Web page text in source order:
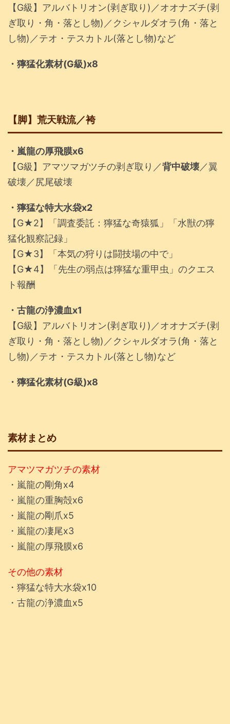
【G級】アルバトリオン(剥ぎ取り)／オオナズチ(剥
ぎ取り・角・落とし物)／クシャルダオラ(角・落と
し物)／テオ・テスカトル(落とし物)など
・獰猛化素材(G級)x8
【脚】荒天戦流／袴
・嵐龍の厚飛膜x6
【G級】アマツマガツチの剥ぎ取り／背中破壊／翼
破壊／尻尾破壊
・獰猛な特大水袋x2
【G★2】「調査委託：獰猛な奇猿狐」「水獣の獰
猛化観察記録」
【G★3】「本気の狩りは闘技場の中で」
【G★4】「先生の弱点は獰猛な重甲虫」のクエス
ト報酬
・古龍の浄濃血x1
【G級】アルバトリオン(剥ぎ取り)／オオナズチ(剥
ぎ取り・角・落とし物)／クシャルダオラ(角・落と
し物)／テオ・テスカトル(落とし物)など
・獰猛化素材(G級)x8
素材まとめ
アマツマガツチの素材
・嵐龍の剛角x4
・嵐龍の重胸殻x6
・嵐龍の剛爪x5
・嵐龍の凄尾x3
・嵐龍の厚飛膜x6
その他の素材
・獰猛な特大水袋x10
・古龍の浄濃血x5